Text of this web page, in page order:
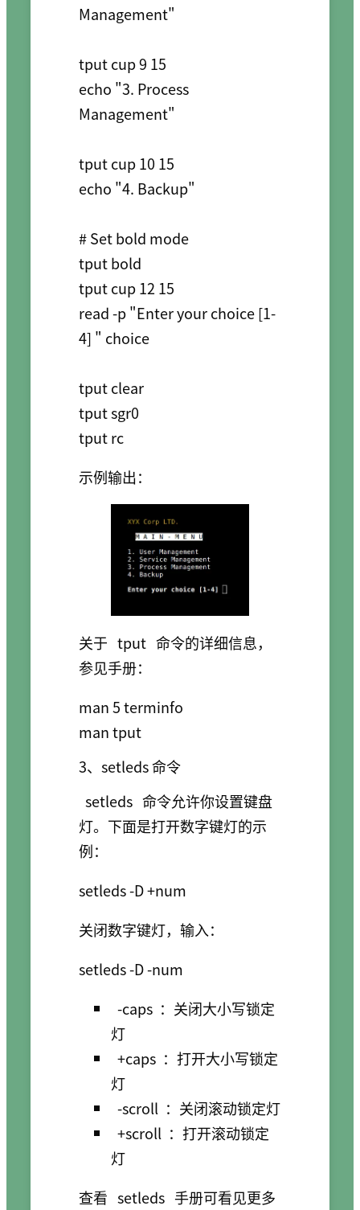
Management"
tput cup 9 15
echo "3. Process
Management"
tput cup 10 15
echo "4. Backup"
# Set bold mode
tput bold
tput cup 12 15
read -p "Enter your choice [1-
4] " choice
tput clear
tput sgr0
示例输出：
关于 tput 命令的详细信息，
参见手册：
man 5 terminfo
3、setleds 命令
setleds 命令允许你设置键盘
灯。下面是打开数字键灯的示
例：
关闭数字键灯，输入：
-caps ：关闭大小写锁定
灯
+caps ：打开大小写锁定
灯
-scroll ：关闭滚动锁定灯
+scroll ：打开滚动锁定
灯
查看 setleds 手册可看见更多